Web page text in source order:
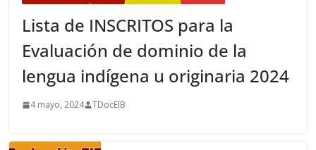
Lista de INSCRITOS para la
Evaluación de dominio de la
lengua indígena u originaria 2024
4 mayo, 2024 TDocEIB